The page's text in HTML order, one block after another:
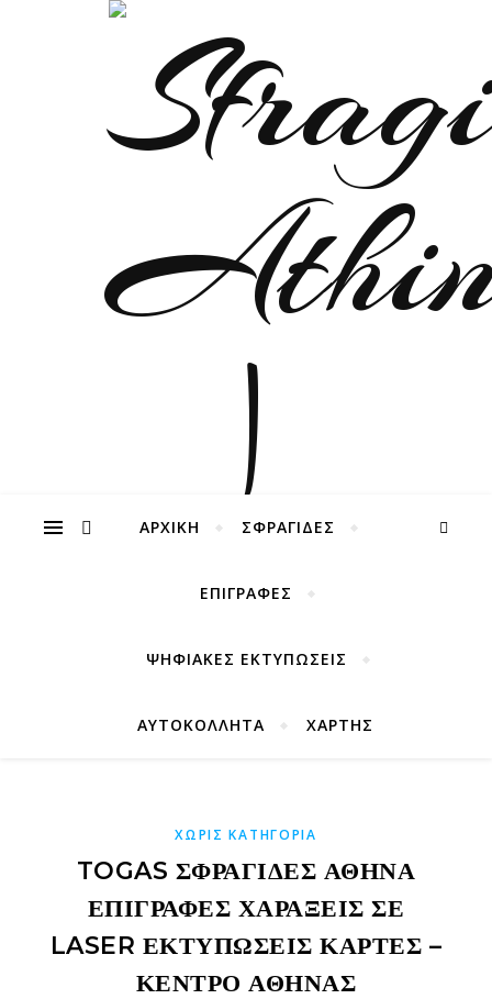
ΑΡΧΙΚΉ ΣΦΡΑΓΙΔΕΣ
ΕΠΙΓΡΑΦΕΣ
ΨΗΦΙΑΚΕΣ ΕΚΤΥΠΩΣΕΙΣ
ΑΥΤΟΚΟΛΛΗΤΑ ΧΑΡΤΗΣ
ΧΩΡΊΣ ΚΑΤΗΓΟΡΊΑ
TOGAS ΣΦΡΑΓΊΔΕΣ ΑΘΉΝΑ
ΕΠΙΓΡΑΦΈΣ ΧΑΡΆΞΕΙΣ ΣΕ
LASER ΕΚΤΥΠΏΣΕΙΣ ΚΆΡΤΕΣ –
ΚΈΝΤΡΟ ΑΘΉΝΑΣ